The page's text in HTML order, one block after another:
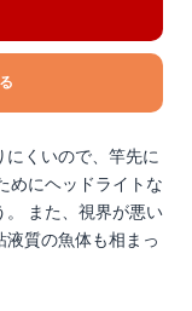
くいので、竿先に
めにヘッドライトな
。 また、視界が悪い
質の魚体も相まっ